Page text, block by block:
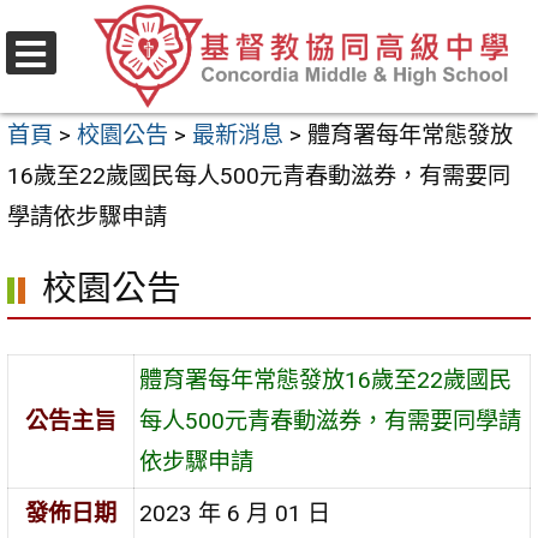
至
要
內
容
首頁 > 校園公告 > 最新消息 > 體育署每年常態發放
16歲至22歲國民每人500元青春動滋券，有需要同
學請依步驟申請
校園公告
公告主旨
體育署每年常態發放16歲至22歲國民
每人500元青春動滋券，有需要同學請
依步驟申請
發佈日期
2023 年 6 月 01 日
選
單